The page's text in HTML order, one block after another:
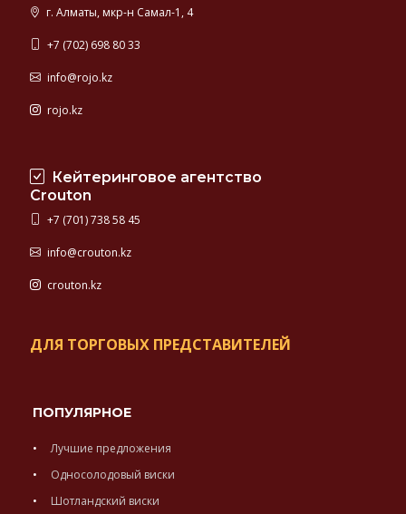
г. Алматы, мкр-н Самал-1, 4
+7 (702) 698 80 33
info@rojo.kz
rojo.kz
Кейтеринговое агентство
Crouton
+7 (701) 738 58 45
info@crouton.kz
crouton.kz
ДЛЯ ТОРГОВЫХ ПРЕДСТАВИТЕЛЕЙ
ПОПУЛЯРНОЕ
Лучшие предложения
Односолодовый виски
Шотландский виски